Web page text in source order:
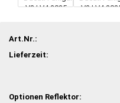
Art.Nr.:
Lieferzeit:
Optionen Reflektor: